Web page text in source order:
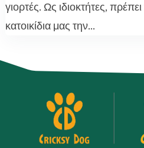
γιορτές. Ως ιδιοκτήτες,
κατοικίδια μας την...